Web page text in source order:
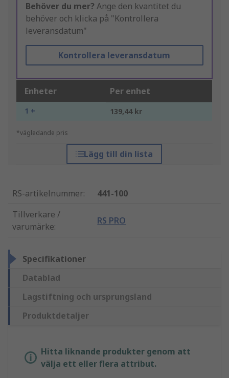
Behöver du mer? Ange den kvantitet du
behöver och klicka på "Kontrollera
leveransdatum"
Kontrollera leveransdatum
Enheter Per enhet
1 + 139,44 kr
*vägledande pris
Lägg till din lista
RS-artikelnummer:
441-100
Tillverkare /
varumärke:
RS PRO
Specifikationer
Datablad
Lagstiftning och ursprungsland
Produktdetaljer
Hitta liknande produkter genom att
välja ett eller flera attribut.